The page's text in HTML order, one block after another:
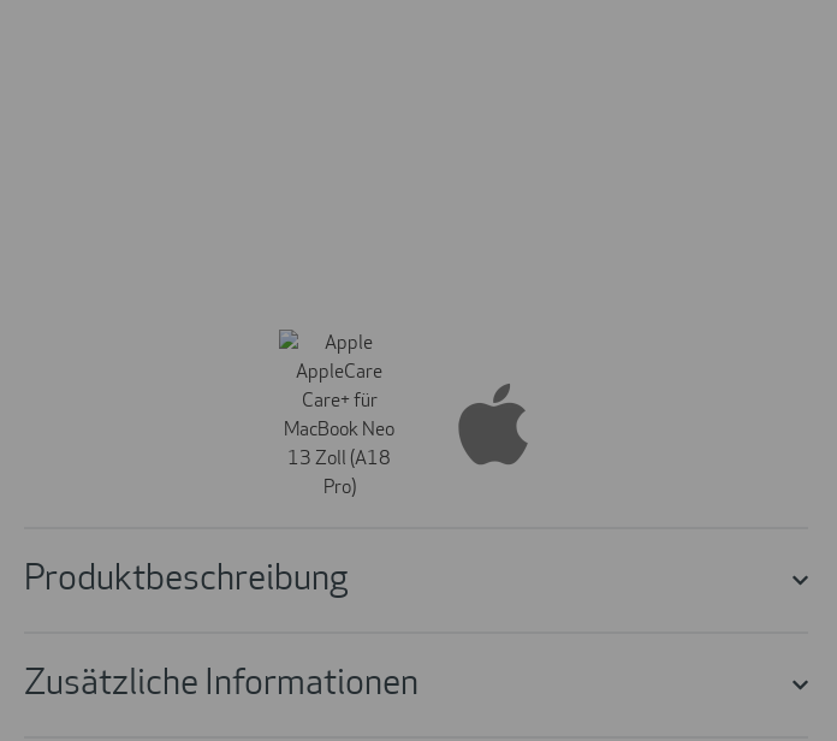
Produktbeschreibung
Zusätzliche Informationen